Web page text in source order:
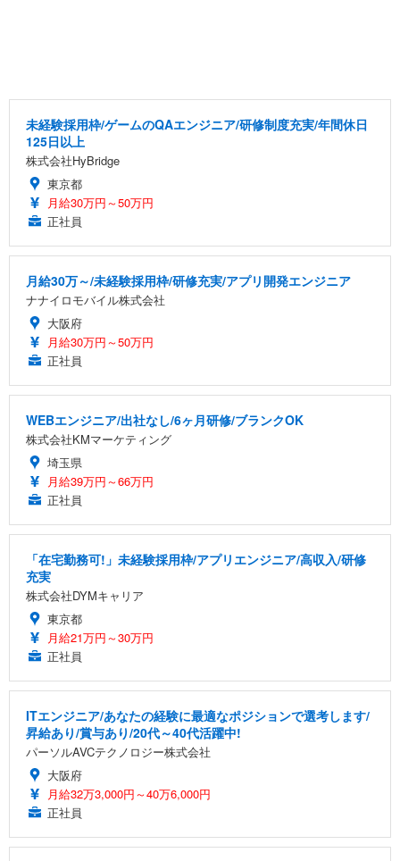
未経験採用枠/ゲームのQAエンジニア/研修制度充実/年間休日
125日以上
株式会社HyBridge
東京都
月給30万円～50万円
正社員
月給30万～/未経験採用枠/研修充実/アプリ開発エンジニア
ナナイロモバイル株式会社
大阪府
月給30万円～50万円
正社員
WEBエンジニア/出社なし/6ヶ月研修/ブランクOK
株式会社KMマーケティング
埼玉県
月給39万円～66万円
正社員
「在宅勤務可!」未経験採用枠/アプリエンジニア/高収入/研修
充実
株式会社DYMキャリア
東京都
月給21万円～30万円
正社員
ITエンジニア/あなたの経験に最適なポジションで選考します/
昇給あり/賞与あり/20代～40代活躍中!
パーソルAVCテクノロジー株式会社
大阪府
月給32万3,000円～40万6,000円
正社員